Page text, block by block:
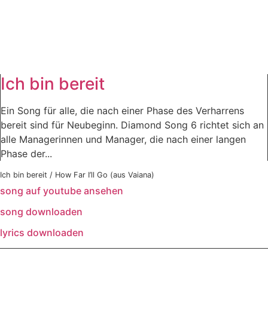
Ich bin bereit
Ein Song für alle, die nach einer Phase des Verharrens
bereit sind für Neubeginn. Diamond Song 6 richtet sich an
alle Managerinnen und Manager, die nach einer langen
Phase der...
Ich bin bereit / How Far I’ll Go (aus Vaiana)
song auf youtube ansehen
song downloaden
lyrics downloaden